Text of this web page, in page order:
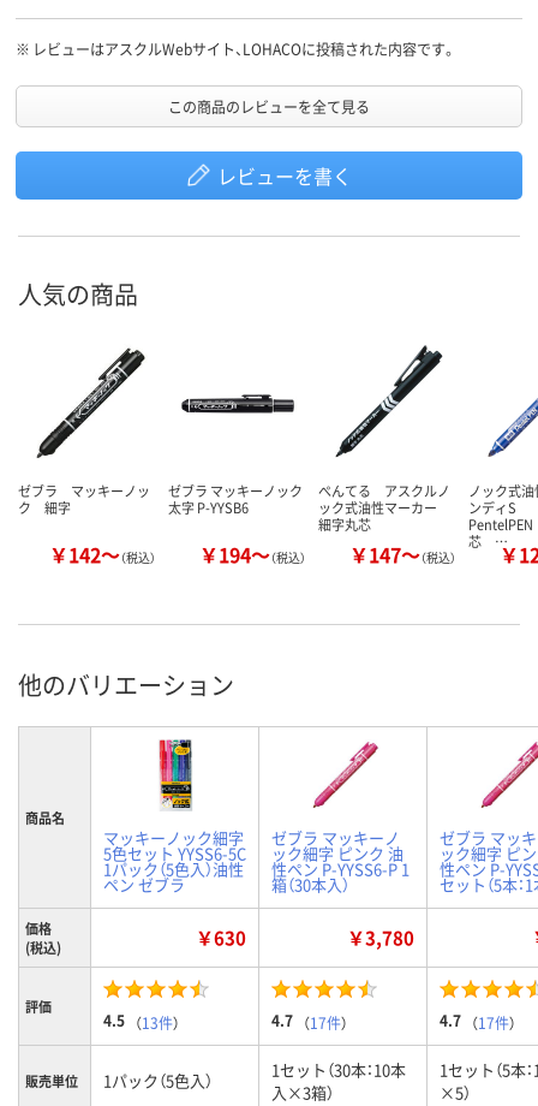
※ レビューはアスクルWebサイト、LOHACOに投稿された内容です。
この商品のレビューを全て見る
レビューを書く
人気の商品
ゼブラ マッキーノッ
ク 細字
￥142～（税込）
ゼブラ マッキーノック
太字 P-YYSB6
￥194～（税込）
ぺんてる アスクルノ
ック式油性マーカー
細字丸芯
￥147～（税込）
ノック式
ンディS
芯 …￥
他のバリエーション
商品名
マッキーノック細字
5色セット YYSS6-5C
1パック（5色入）油性
ペン ゼブラ
ゼブラ マッキーノ
ック細字 ピンク 油
性ペン P-YYSS6-P 1
箱（30本入）
ゼブラ マッ
ック細字 ピ
性ペン P-
セット（5本：
価格
(税込)
￥630 ￥3,780
評価
4.5 （13件） 4.7 （17件） 4.7 （17件）
販売単位 1パック（5色入）
1セット（30本：10本
入×3箱）
1セット（5本
×5）